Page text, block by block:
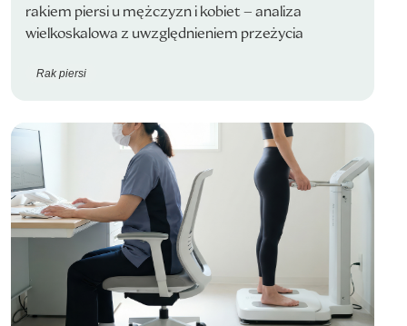
rakiem piersi u mężczyzn i kobiet – analiza
wielkoskalowa z uwzględnieniem przeżycia
Rak piersi